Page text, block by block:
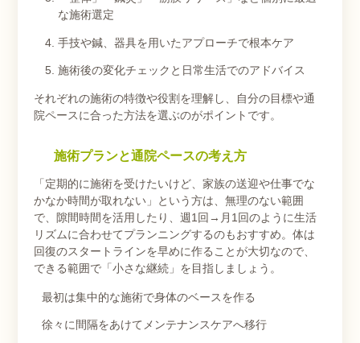
な施術選定
手技や鍼、器具を用いたアプローチで根本ケア
施術後の変化チェックと日常生活でのアドバイス
それぞれの施術の特徴や役割を理解し、自分の目標や通
院ペースに合った方法を選ぶのがポイントです。
施術プランと通院ペースの考え方
「定期的に施術を受けたいけど、家族の送迎や仕事でな
かなか時間が取れない」という方は、無理のない範囲
で、隙間時間を活用したり、週1回→月1回のように生活
リズムに合わせてプランニングするのもおすすめ。体は
回復のスタートラインを早めに作ることが大切なので、
できる範囲で「小さな継続」を目指しましょう。
最初は集中的な施術で身体のベースを作る
徐々に間隔をあけてメンテナンスケアへ移行